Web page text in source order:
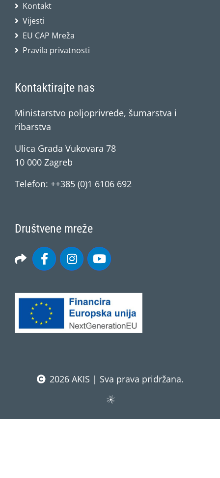
Kontakt
Vijesti
EU CAP Mreža
Pravila privatnosti
Kontaktirajte nas
Ministarstvo poljoprivrede, šumarstva i
ribarstva
Ulica Grada Vukovara 78
10 000 Zagreb
Telefon: ++385 (0)1 6106 692
Društvene mreže
2026 AKIS | Sva prava pridržana.